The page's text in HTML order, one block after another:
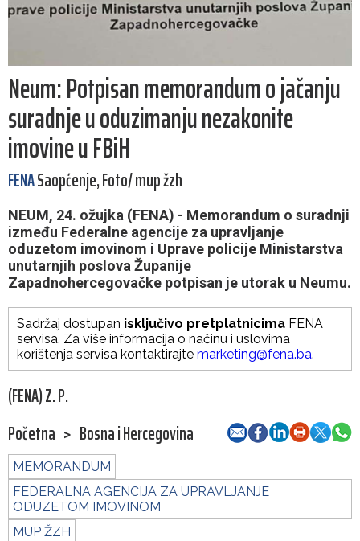
Neum: Potpisan memorandum o jačanju
suradnje u oduzimanju nezakonite
imovine u FBiH
FENASaopćenje, Foto/ mup žzh
NEUM, 24. ožujka (FENA) - Memorandum o suradnji
između Federalne agencije za upravljanje
oduzetom imovinom i Uprave policije Ministarstva
unutarnjih poslova Županije
Zapadnohercegovačke potpisan je utorak u Neumu.
Sadržaj dostupan isključivo pretplatnicima FENA
servisa. Za više informacija o načinu i uslovima
korištenja servisa kontaktirajte marketing@fena.ba.
(FENA) Z. P.
Početna > Bosna i Hercegovina
MEMORANDUM
FEDERALNA AGENCIJA ZA UPRAVLJANJE
ODUZETOM IMOVINOM
MUP ŽZH